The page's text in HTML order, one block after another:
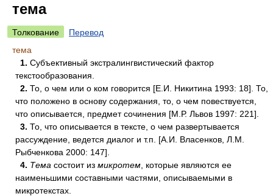
тема
Толкование
Перевод
тема
1. Субъективный экстралингвистический фактор
текстообразования.
2. То, о чем или о ком говорится [Е.И. Никитина 1993: 18]. То,
что положено в основу содержания, то, о чем повествуется,
что описывается, предмет сочинения [М.Р. Львов 1997: 221].
3. То, что описывается в тексте, о чем развертывается
рассуждение, ведется диалог и т.п. [А.И. Власенков, Л.М.
Рыбченкова 2000: 147].
4. Тема состоит из микротем , которые являются ее
наименьшими составными частями, описываемыми в
микротекстах.